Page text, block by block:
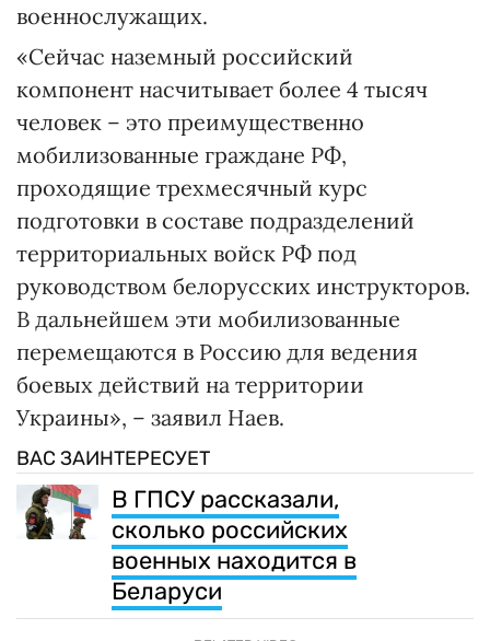
военнослужащих.
«Сейчас наземный российский
компонент насчитывает более 4 тысяч
человек – это преимущественно
мобилизованные граждане РФ,
проходящие трехмесячный курс
подготовки в составе подразделений
территориальных войск РФ под
руководством белорусских инструкторов.
В дальнейшем эти мобилизованные
перемещаются в Россию для ведения
боевых действий на территории
Украины», – заявил Наев.
ВАС ЗАИНТЕРЕСУЕТ
В ГПСУ рассказали,
сколько российских
военных находится в
Беларуси